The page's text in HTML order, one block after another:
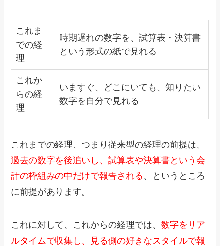
これま
での経
理
時期遅れの数字を、試算表・決算書
という形式の紙で見れる
これか
らの経
理
いますぐ、どこにいても、知りたい
数字を自分で見れる
これまでの経理、つまり従来型の経理の前提は、
過去の数字を後追いし、試算表や決算書という会
計の枠組みの中だけで報告される 、というところ
に前提があります。
これに対して、これからの経理では、数字をリア
ルタイムで収集し、見る側の好きなスタイルで報